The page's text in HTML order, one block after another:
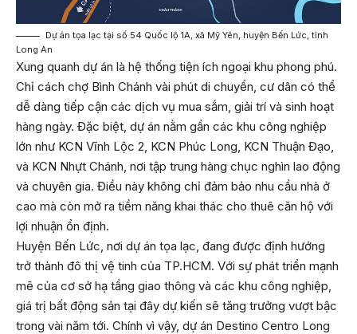
Dự án tọa lạc tại số 54 Quốc lộ 1A, xã Mỹ Yên, huyện Bến Lức, tỉnh
Long An
Xung quanh dự án là hệ thống tiện ích ngoại khu phong phú.
Chỉ cách chợ Bình Chánh vài phút di chuyển, cư dân có thể
dễ dàng tiếp cận các dịch vụ mua sắm, giải trí và sinh hoạt
hàng ngày. Đặc biệt, dự án nằm gần các khu công nghiệp
lớn như KCN Vĩnh Lộc 2, KCN Phúc Long, KCN Thuận Đạo,
và KCN Nhựt Chánh, nơi tập trung hàng chục nghìn lao động
và chuyên gia. Điều này không chỉ đảm bảo nhu cầu nhà ở
cao mà còn mở ra tiềm năng khai thác cho thuê căn hộ với
lợi nhuận ổn định.
Huyện Bến Lức, nơi dự án tọa lạc, đang được định hướng
trở thành đô thị vệ tinh của TP.HCM. Với sự phát triển mạnh
mẽ của cơ sở hạ tầng giao thông và các khu công nghiệp,
giá trị bất động sản tại đây dự kiến sẽ tăng trưởng vượt bậc
trong vài năm tới. Chính vì vậy, dự án Destino Centro Long